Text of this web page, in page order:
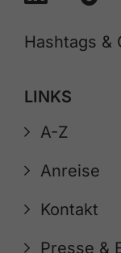
Hashtags &
LINKS
A-Z
Anreise
Kontakt
Presse &